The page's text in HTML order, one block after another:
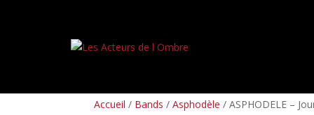
Accueil / Bands /Asphodèle / ASPHODELE –